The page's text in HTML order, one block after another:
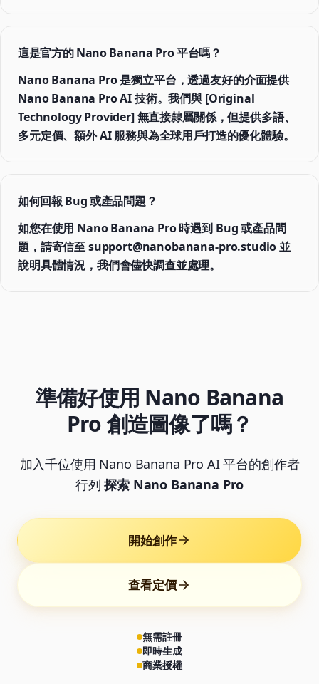
這是官方的 Nano Banana Pro 平台嗎？
Nano Banana Pro 是獨立平台，透過友好的介面提供
Nano Banana Pro AI 技術。我們與 [Original
Technology Provider] 無直接隸屬關係，但提供多語、
多元定價、額外 AI 服務與為全球用戶打造的優化體驗。
如何回報 Bug 或產品問題？
如您在使用 Nano Banana Pro 時遇到 Bug 或產品問
題，請寄信至 support@nanobanana-pro.studio 並
說明具體情況，我們會儘快調查並處理。
準備好使用 Nano Banana
Pro 創造圖像了嗎？
加入千位使用 Nano Banana Pro AI 平台的創作者
行列 探索 Nano Banana Pro
開始創作
查看定價
無需註冊
即時生成
商業授權